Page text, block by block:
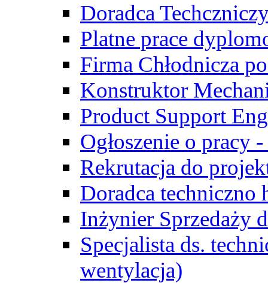
Doradca
Platne prace
Firma Chłodnicza
Konstruktor
Product Support
Ogłoszenie o pracy
Rekrutacja do
Doradca techniczno
Inżynier Sprzedaży
Specjalista ds.
wentylacja)